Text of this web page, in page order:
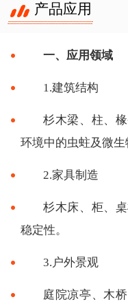
产品应用
一、应用领域
1.建筑结构
杉木梁、柱、
环境中的虫蛀及微生
2.家具制造
杉木床、柜、
稳定性。
3.户外景观
庭院凉亭、木